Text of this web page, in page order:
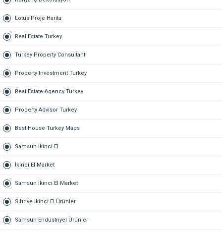
Lotus Proje Harita
Real Estate Turkey
Turkey Property Consultant
Property Investment Turkey
Real Estate Agency Turkey
Property Advisor Turkey
Best House Turkey Maps
Samsun İkinci El
İkinci El Market
Samsun İkinci El Market
Sıfır ve İkinci El Ürünler
Samsun Endüstriyel Ürünler